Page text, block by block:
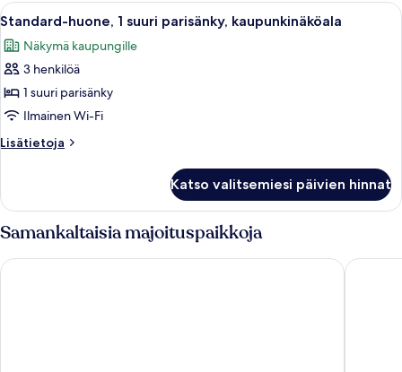
Avaa
kaikki
huonetyypin
Standard-
huone,
1
suuri
parisänky,
kuvat
Moderni hotellihuone, jossa on
5
Standard-huone, 1 suuri parisänky, kaupunkinäköala
Näkymä kaupungille
3 henkilöä
1 suuri parisänky
Ilmainen Wi-Fi
Lisätietoja
Lisätietoja
1
parisänky,
Katso valitsemiesi päivien hinnat
Samankaltaisia majoituspaikkoja
Novotel Muenchen City Motel